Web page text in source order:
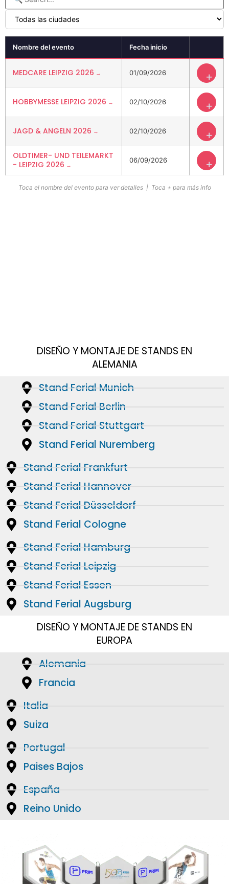
Nombre del evento Fecha inicio
MEDCARE LEIPZIG 2026 01/09/2026 +
HOBBYMESSE LEIPZIG 2026 02/10/2026 +
JAGD & ANGELN 2026 02/10/2026 +
OLDTIMER- UND TEILEMARKT
- LEIPZIG 2026
06/09/2026 +
Toca el nombre del evento para ver detalles | Toca + para más info
DISEÑO Y MONTAJE DE STANDS EN
ALEMANIA
Stand Ferial Munich
Stand Ferial Berlin
Stand Ferial Stuttgart
Stand Ferial Nuremberg
Stand Ferial Frankfurt
Stand Ferial Hannover
Stand Ferial Düsseldorf
Stand Ferial Cologne
Stand Ferial Hamburg
Stand Ferial Leipzig
Stand Ferial Essen
Stand Ferial Augsburg
DISEÑO Y MONTAJE DE STANDS EN
EUROPA
Alemania
Francia
Italia
Suiza
Portugal
Paises Bajos
España
Reino Unido